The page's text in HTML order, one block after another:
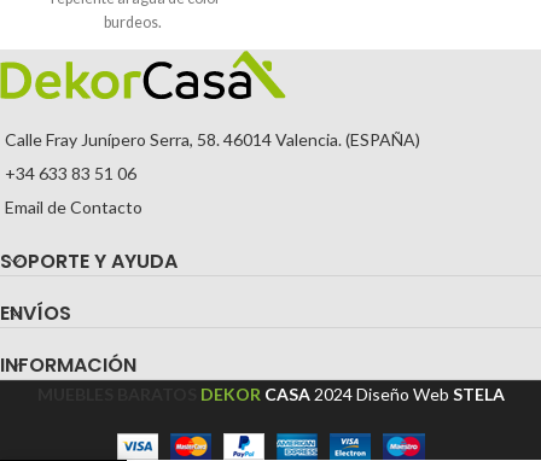
burdeos.
Calle Fray Junípero Serra, 58. 46014 Valencia. (ESPAÑA)
+34 633 83 51 06
Email de Contacto
SOPORTE Y AYUDA
ENVÍOS
INFORMACIÓN
DEKOR CASA 2024Diseño Web STELA